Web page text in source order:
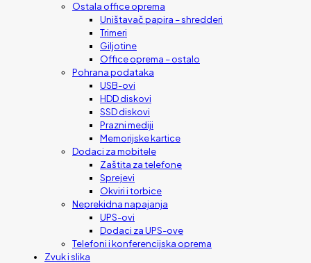
Ostala office oprema
Uništavač papira – shredderi
Trimeri
Giljotine
Office oprema – ostalo
Pohrana podataka
USB-ovi
HDD diskovi
SSD diskovi
Prazni mediji
Memorijske kartice
Dodaci za mobitele
Zaštita za telefone
Sprejevi
Okviri i torbice
Neprekidna napajanja
UPS-ovi
Dodaci za UPS-ove
Telefoni i konferencijska oprema
Zvuk i slika